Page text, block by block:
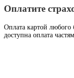
Оплатите
Оплата картой
доступна оплата